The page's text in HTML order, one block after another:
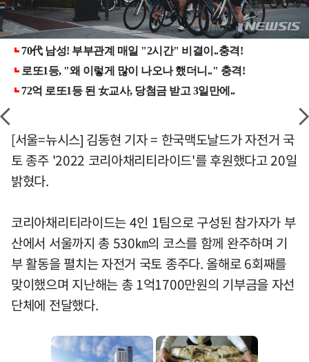
[서울=뉴시스] 김동현 기자 = 한국맥도날드가 자전거 국
토 종주 '2022 코리아채리티라이드'를 후원했다고 20일
밝혔다.
코리아채리티라이드는 4인 1팀으로 구성된 참가자가 부
산에서 서울까지 총 530㎞의 코스를 함께 완주하며 기
부 활동을 펼치는 자전거 국토 종주다. 올해로 6회째를
맞이했으며 지난해는 총 1억1700만원의 기부금을 자선
단체에 전달했다.